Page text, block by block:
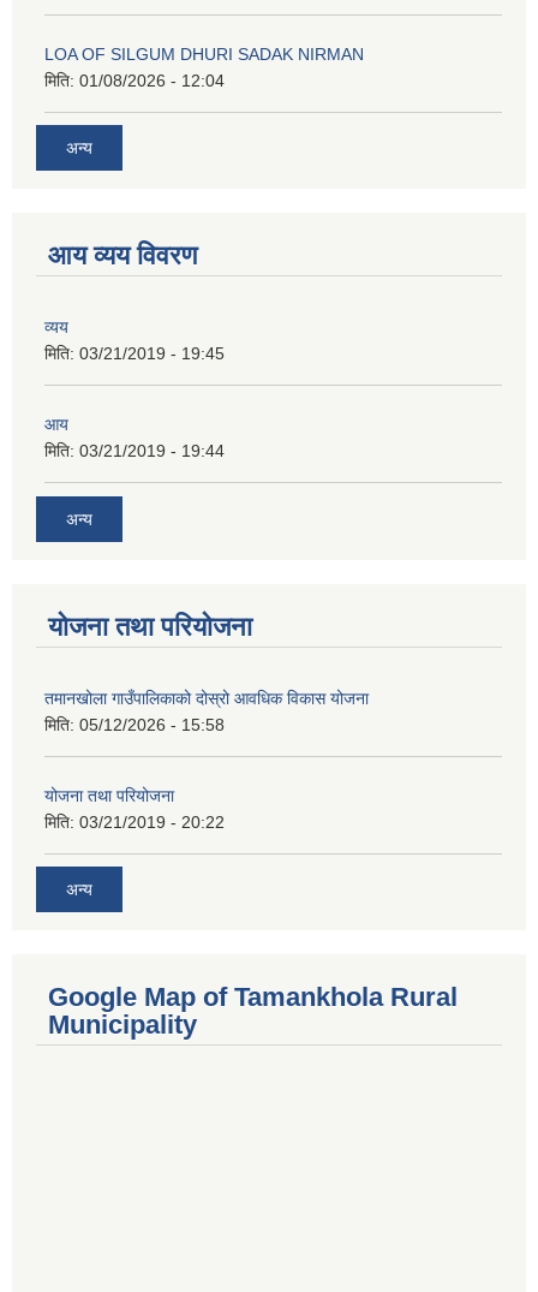
LOA OF SILGUM DHURI SADAK NIRMAN
मिति: 01/08/2026 - 12:04
अन्य
आय व्यय विवरण
व्यय
मिति: 03/21/2019 - 19:45
आय
मिति: 03/21/2019 - 19:44
अन्य
योजना तथा परियोजना
तमानखोला गाउँपालिकाको दोस्रो आवधिक विकास योजना
मिति: 05/12/2026 - 15:58
योजना तथा परियोजना
मिति: 03/21/2019 - 20:22
अन्य
Google Map of Tamankhola Rural
Municipality